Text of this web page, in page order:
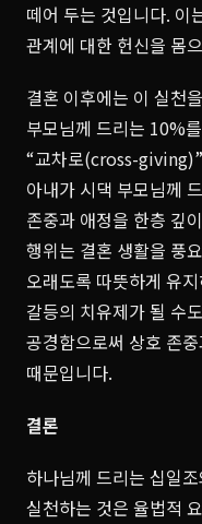
떼어 두는 것입니다. 이
관계에 대한 헌신을 몸
결혼 이후에는 이 실천
부모님께 드리는 10%
“교차로(cross-
아내가 시댁 부모님께
존중과 애정을 한층 깊
행위는 결혼 생활을 풍
오래도록 따뜻하게 유
갈등의 치유제가 될 수
공경함으로써 상호 존
때문입니다.
결론
하나님께 드리는 십일
실천하는 것은 율법적